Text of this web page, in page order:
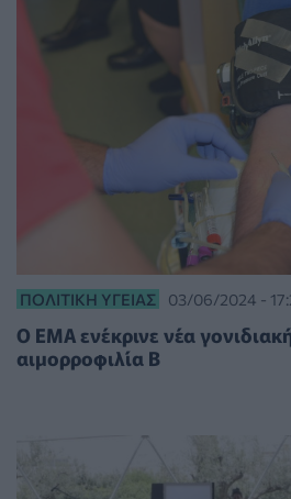
ΠΟΛΙΤΙΚΉ ΥΓΕΊΑΣ 03/06/2024 -
Ο ΕΜΑ ενέκρινε νέα
αιμορροφιλία Β